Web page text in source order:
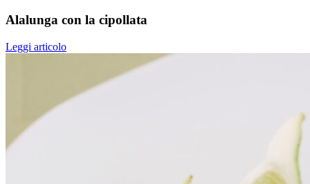
Alalunga con la cipollata
Leggi articolo